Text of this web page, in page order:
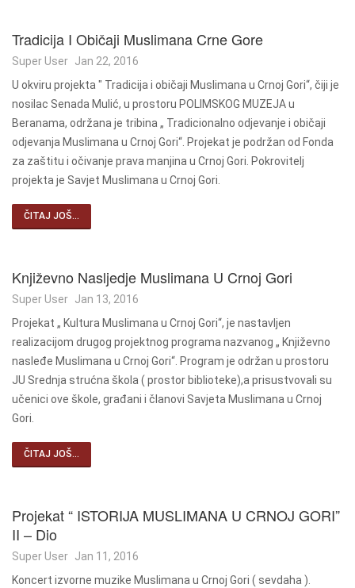
Tradicija I Običaji Muslimana Crne Gore
Super User Jan 22, 2016
U okviru projekta " Tradicija i običaji Muslimana u Crnoj Gori“, čiji je
nosilac Senada Mulić, u prostoru POLIMSKOG MUZEJA u
Beranama, održana je tribina „ Tradicionalno odjevanje i običaji
odjevanja Muslimana u Crnoj Gori“. Projekat je podržan od Fonda
za zaštitu i očivanje prava manjina u Crnoj Gori. Pokrovitelj
projekta je Savjet Muslimana u Crnoj Gori.
ČITAJ JOŠ...
Književno Nasljedje Muslimana U Crnoj Gori
Super User Jan 13, 2016
Projekat „ Kultura Muslimana u Crnoj Gori“, je nastavljen
realizacijom drugog projektnog programa nazvanog „ Književno
nasleđe Muslimana u Crnoj Gori“. Program je održan u prostoru
JU Srednja strućna škola ( prostor biblioteke),a prisustvovali su
učenici ove škole, građani i članovi Savjeta Muslimana u Crnoj
Gori.
ČITAJ JOŠ...
Projekat “ ISTORIJA MUSLIMANA U CRNOJ GORI”
II – Dio
Super User Jan 11, 2016
Koncert izvorne muzike Muslimana u Crnoj Gori ( sevdaha ).